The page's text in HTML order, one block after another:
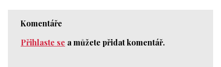
Komentáře
Přihlaste se a můžete přidat komentář.